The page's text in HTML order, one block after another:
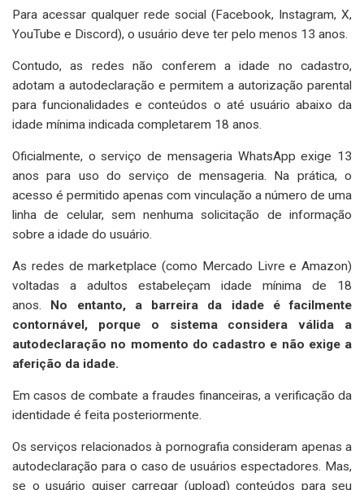
Para acessar qualquer rede social (Facebook, Instagram, X,
YouTube e Discord), o usuário deve ter pelo menos 13 anos.
Contudo, as redes não conferem a idade no cadastro,
adotam a autodeclaração e permitem a autorização parental
para funcionalidades e conteúdos o até usuário abaixo da
idade mínima indicada completarem 18 anos.
Oficialmente, o serviço de mensageria WhatsApp exige 13
anos para uso do serviço de mensageria. Na prática, o
acesso é permitido apenas com vinculação a número de uma
linha de celular, sem nenhuma solicitação de informação
sobre a idade do usuário.
As redes de marketplace (como Mercado Livre e Amazon)
voltadas a adultos estabeleçam idade mínima de 18
anos. No entanto, a barreira da idade é facilmente
contornável, porque o sistema considera válida a
autodeclaração no momento do cadastro e não exige a
aferição da idade.
Em casos de combate a fraudes financeiras, a verificação da
identidade é feita posteriormente.
Os serviços relacionados à pornografia consideram apenas a
autodeclaração para o caso de usuários espectadores. Mas,
se o usuário quiser carregar (upload) conteúdos para seu